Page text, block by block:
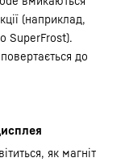
(наприклад,
SuperFrost).
до
як магніт